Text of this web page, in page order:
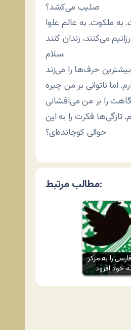
صلیب می‌کشد؟
سلام.
اما ناتوانی بر من چیره
فکرت را به این
حوالی کوچانده‌ای؟
مطالب مرتبط:
را به مرکز
خود افزود